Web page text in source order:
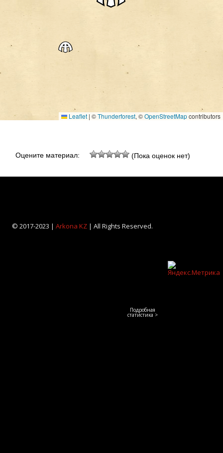
Leaflet | ©Thunderforest, ©OpenStreetMapcontributors
Оцените материал: (Пока оценок нет)
© 2017-2023 | Arkona KZ| All Rights Reserved.
Подробная
статистика >